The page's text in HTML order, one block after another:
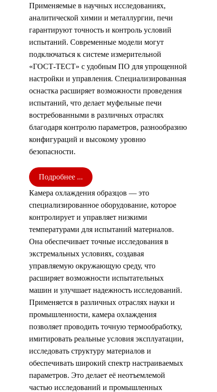
Применяемые в научных исследованиях,
аналитической химии и металлургии, печи
гарантируют точность и контроль условий
испытаний. Современные модели могут
подключаться к системе измерительной
«ГОСТ-ТЕСТ» с удобным ПО для упрощенной
настройки и управления. Специализированная
оснастка расширяет возможности проведения
испытаний, что делает муфельные печи
востребованными в различных отраслях
благодаря контролю параметров, разнообразию
конфигураций и высокому уровню
безопасности.
Подробнее ...
Камера охлаждения образцов — это
специализированное оборудование, которое
контролирует и управляет низкими
температурами для испытаний материалов.
Она обеспечивает точные исследования в
экстремальных условиях, создавая
управляемую окружающую среду, что
расширяет возможности испытательных
машин и улучшает надежность исследований.
Применяется в различных отраслях науки и
промышленности, камера охлаждения
позволяет проводить точную термообработку,
имитировать реальные условия эксплуатации,
исследовать структуру материалов и
обеспечивать широкий спектр настраиваемых
параметров. Это делает её неотъемлемой
частью исследований и промышленных